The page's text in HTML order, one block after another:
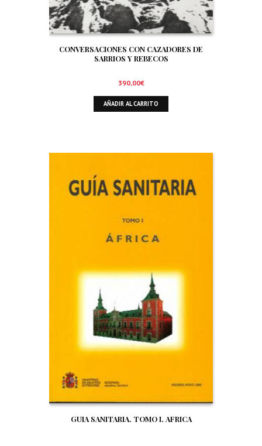
CONVERSACIONES CON CAZADORES DE
SARRIOS Y REBECOS
390,00€
AÑADIR AL CARRITO
GUIA SANITARIA. TOMO I. AFRICA